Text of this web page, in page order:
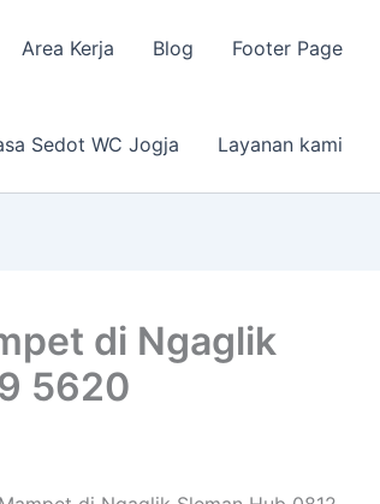
Area Kerja Blog Footer Page
Sedot WC Jogja Layanan kami
di Ngaglik
5620